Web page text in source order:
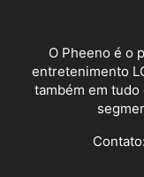
O Pheeno é o
entretenimento
também em
Contato: